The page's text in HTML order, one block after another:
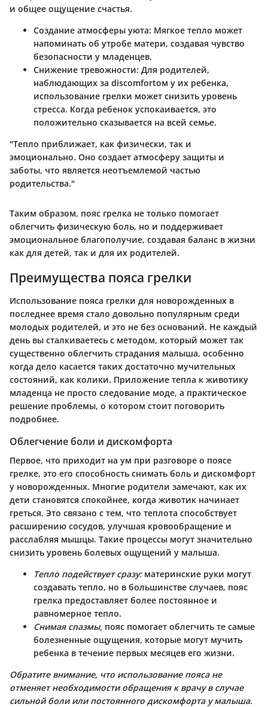
и общее ощущение счастья.
Создание атмосферы уюта: Мягкое тепло может
напоминать об утробе матери, создавая чувство
безопасности у младенцев.
Снижение тревожности: Для родителей,
наблюдающих за discomfortом у их ребенка,
использование грелки может снизить уровень
стресса. Когда ребенок успокаивается, это
положительно сказывается на всей семье.
"Тепло приближает, как физически, так и
эмоционально. Оно создает атмосферу защиты и
заботы, что является неотъемлемой частью
родительства."
Таким образом, пояс грелка не только помогает
облегчить физическую боль, но и поддерживает
эмоциональное благополучие, создавая баланс в жизни
как для детей, так и для их родителей.
Преимущества пояса грелки
Использование пояса грелки для новорожденных в
последнее время стало довольно популярным среди
молодых родителей, и это не без оснований. Не каждый
день вы сталкиваетесь с методом, который может так
существенно облегчить страдания малыша, особенно
когда дело касается таких достаточно мучительных
состояний, как колики. Приложение тепла к животику
младенца не просто следование моде, а практическое
решение проблемы, о котором стоит поговорить
подробнее.
Облегчение боли и дискомфорта
Первое, что приходит на ум при разговоре о поясе
грелке, это его способность снимать боль и дискомфорт
у новорожденных. Многие родители замечают, как их
дети становятся спокойнее, когда животик начинает
греться. Это связано с тем, что теплота способствует
расширению сосудов, улучшая кровообращение и
расслабляя мышцы. Такие процессы могут значительно
снизить уровень болевых ощущений у малыша.
Тепло подействует сразу:материнские руки могут
создавать тепло, но в большинстве случаев, пояс
грелка предоставляет более постоянное и
равномерное тепло.
Снимая спазмы, пояс помогает облегчить те самые
болезненные ощущения, которые могут мучить
ребенка в течение первых месяцев его жизни.
Обратите внимание, что использование пояса не
отменяет необходимости обращения к врачу в случае
сильной боли или постоянного дискомфорта у малыша.